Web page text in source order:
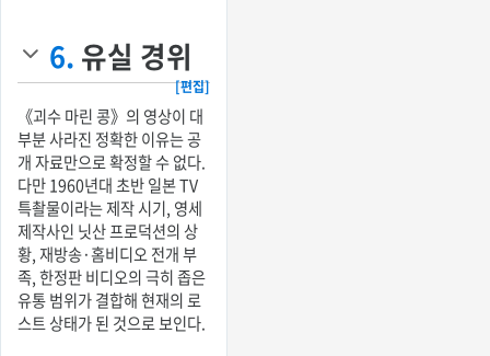
6. 유실 경위
[편집]
《괴수 마린 콩》의 영상이 대
부분 사라진 정확한 이유는 공
개 자료만으로 확정할 수 없다.
다만 1960년대 초반 일본 TV
특촬물이라는 제작 시기, 영세
제작사인 닛산 프로덕션의 상
황, 재방송·홈비디오 전개 부
족, 한정판 비디오의 극히 좁은
유통 범위가 결합해 현재의 로
스트 상태가 된 것으로 보인다.